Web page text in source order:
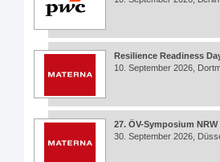
Resilience Readiness
10. September 2026,
27. ÖV-Symposium NRW
30. September 2026,